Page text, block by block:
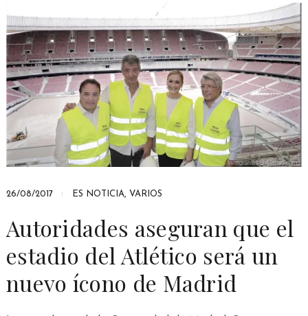
26/08/2017 ES NOTICIA, VARIOS
Autoridades aseguran que el
estadio del Atlético será un
nuevo ícono de Madrid